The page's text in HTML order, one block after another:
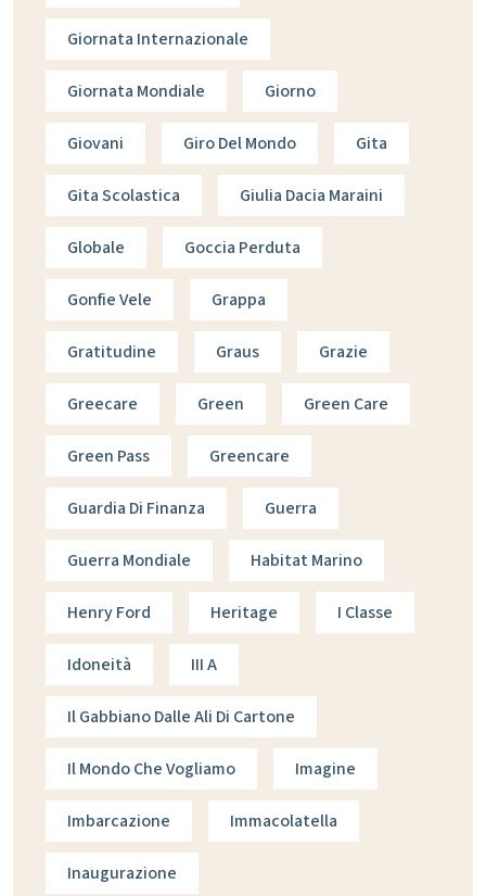
Giornata Internazionale
Giornata Mondiale Giorno
Giovani Giro Del Mondo Gita
Gita Scolastica Giulia Dacia Maraini
Globale Goccia Perduta
Gonfie Vele Grappa
Gratitudine Graus Grazie
Greecare Green Green Care
Green Pass Greencare
Guardia Di Finanza Guerra
Guerra Mondiale Habitat Marino
Henry Ford Heritage I Classe
Idoneità III A
Il Gabbiano Dalle Ali Di Cartone
Il Mondo Che Vogliamo Imagine
Imbarcazione Immacolatella
Inaugurazione